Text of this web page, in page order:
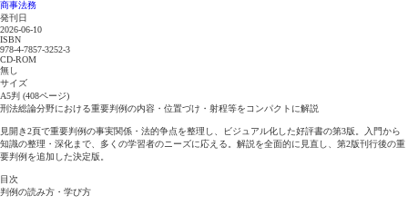
商事法務
発刊日
2026-06-10
ISBN
978-4-7857-3252-3
CD-ROM
無し
サイズ
A5判 (408ページ)
刑法総論分野における重要判例の内容・位置づけ・射程等をコンパクトに解説
見開き2頁で重要判例の事実関係・法的争点を整理し、ビジュアル化した好評書の第3版。入門から
知識の整理・深化まで、多くの学習者のニーズに応える。解説を全面的に見直し、第2版刊行後の重
要判例を追加した決定版。
目次
判例の読み方・学び方